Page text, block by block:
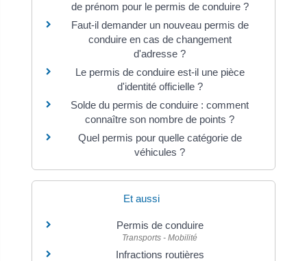
de prénom pour le permis de conduire ?
Faut-il demander un nouveau permis de
conduire en cas de changement
d'adresse ?
Le permis de conduire est-il une pièce
d'identité officielle ?
Solde du permis de conduire : comment
connaître son nombre de points ?
Quel permis pour quelle catégorie de
véhicules ?
Et aussi
Permis de conduire
Transports - Mobilité
Infractions routières